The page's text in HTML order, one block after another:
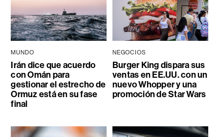
MUNDO
Irán dice que acuerdo
con Omán para
gestionar el estrecho de
Ormuz está en su fase
final
NEGOCIOS
Burger King dispara sus
ventas en EE.UU. con un
nuevo Whopper y una
promoción de Star Wars